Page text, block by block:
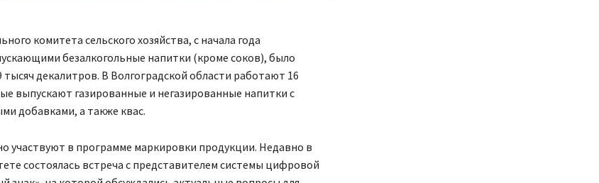
комитета сельского хозяйства, с начала года
безалкогольные напитки (кроме соков), было
тысяч декалитров. В Волгоградской области работают 16
выпускают газированные и негазированные напитки с
добавками, а также квас.
участвуют в программе маркировки продукции. Недавно в
состоялась встреча с представителем системы цифровой